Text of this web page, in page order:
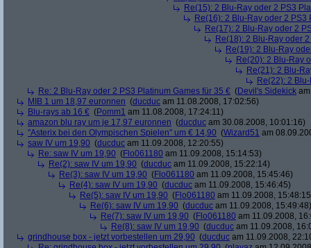
Re(15): 2 Blu-Ray oder 2 PS3
Re(16): 2 Blu-Ray oder 2 PS3
Re(17): 2 Blu-Ray oder 2
Re(18): 2 Blu-Ray oder
Re(19): 2 Blu-Ray
Re(20): 2 Blu-Ray
Re(21): 2 Blu-
Re(22): 2
Re: 2 Blu-Ray oder 2 PS3 Platinum Games für 35 € (Devil's Sidekick
MIB 1 um 18,97 euronnen (ducduc am 11.08.2008, 17:02:56)
Blu-rays ab 16 € (Pomm1 am 11.08.2008, 17:24:11)
amazon blu ray um je 17,97 euronnen (ducduc am 30.08.2008, 10:01:16)
"Asterix bei den Olympischen Spielen" um € 14,90 (Wizard51 am
saw IV um 19,90 (ducduc am 11.09.2008, 12:20:55)
Re: saw IV um 19,90 (Flo061180 am 11.09.2008, 15:14:53)
Re(2): saw IV um 19,90 (ducduc am 11.09.2008, 15:22:14)
Re(3): saw IV um 19,90 (Flo061180 am 11.09.2008, 15:45:46)
Re(4): saw IV um 19,90 (ducduc am 11.09.2008, 15:46:45)
Re(5): saw IV um 19,90 (Flo061180 am 11.09.2008,
Re(6): saw IV um 19,90 (ducduc am 11.09.2008, 15:49:48)
Re(7): saw IV um 19,90 (Flo061180 am 11.09.2008,
Re(8): saw IV um 19,90 (ducduc am 11.09.2008,
grindhouse box - jetzt vorbestellen um 29,90 (ducduc am 11.09.2008,